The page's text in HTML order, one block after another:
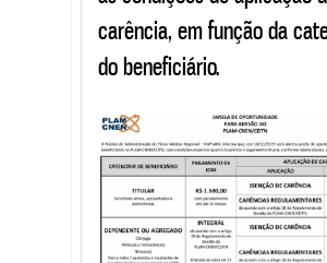
carência, em função da
do beneficiário.